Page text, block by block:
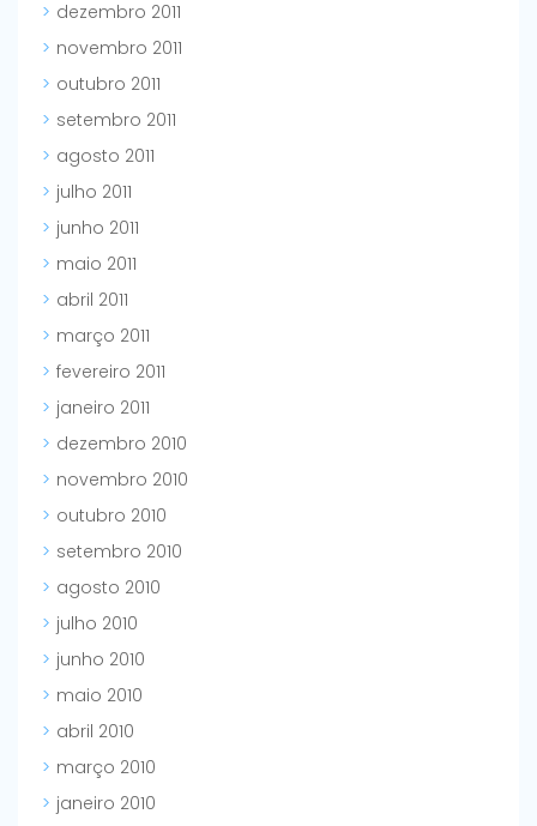
dezembro 2011
novembro 2011
outubro 2011
setembro 2011
agosto 2011
julho 2011
junho 2011
maio 2011
abril 2011
março 2011
fevereiro 2011
janeiro 2011
dezembro 2010
novembro 2010
outubro 2010
setembro 2010
agosto 2010
julho 2010
junho 2010
maio 2010
abril 2010
março 2010
janeiro 2010